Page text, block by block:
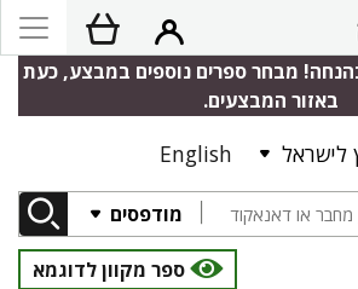
מבחר ספרים נוספים במבצע, כעת
באזור המבצעים.
לישראל English
מודפסים
ספר מקוון לדוגמא